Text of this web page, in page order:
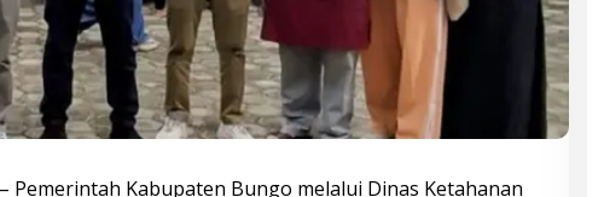
Pemerintah Kabupaten Bungo melalui Dinas Ketahanan